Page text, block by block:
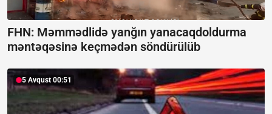
FHN: Məmmədlidə yanğın yanacaqdoldurma
məntəqəsinə keçmədən söndürülüb
5 Avqust 00:51